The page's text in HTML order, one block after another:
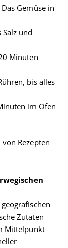
Das Gemüse in
Salz und
Minuten
bis alles
im Ofen
Rezepten
Zutaten
Mittelpunkt